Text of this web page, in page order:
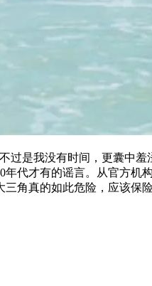
是我没有时间，更囊中羞
代才有的谣言。从官方
角真的如此危险，应该保